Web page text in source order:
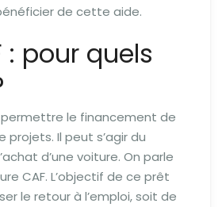
de cette aide.
: pour quels
permettre le financement de
projets. Il peut s’agir du
d’une voiture. On parle
CAF. L’objectif de ce prêt
le retour à l’emploi, soit de